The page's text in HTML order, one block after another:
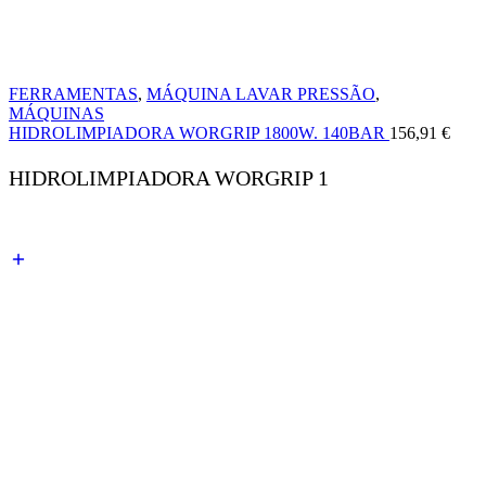
FERRAMENTAS, MÁQUINA LAVAR PRESSÃO,
MÁQUINAS
HIDROLIMPIADORA WORGRIP 1800W. 140BAR 156,91 €
HIDROLIMPIADORA WORGRIP 1